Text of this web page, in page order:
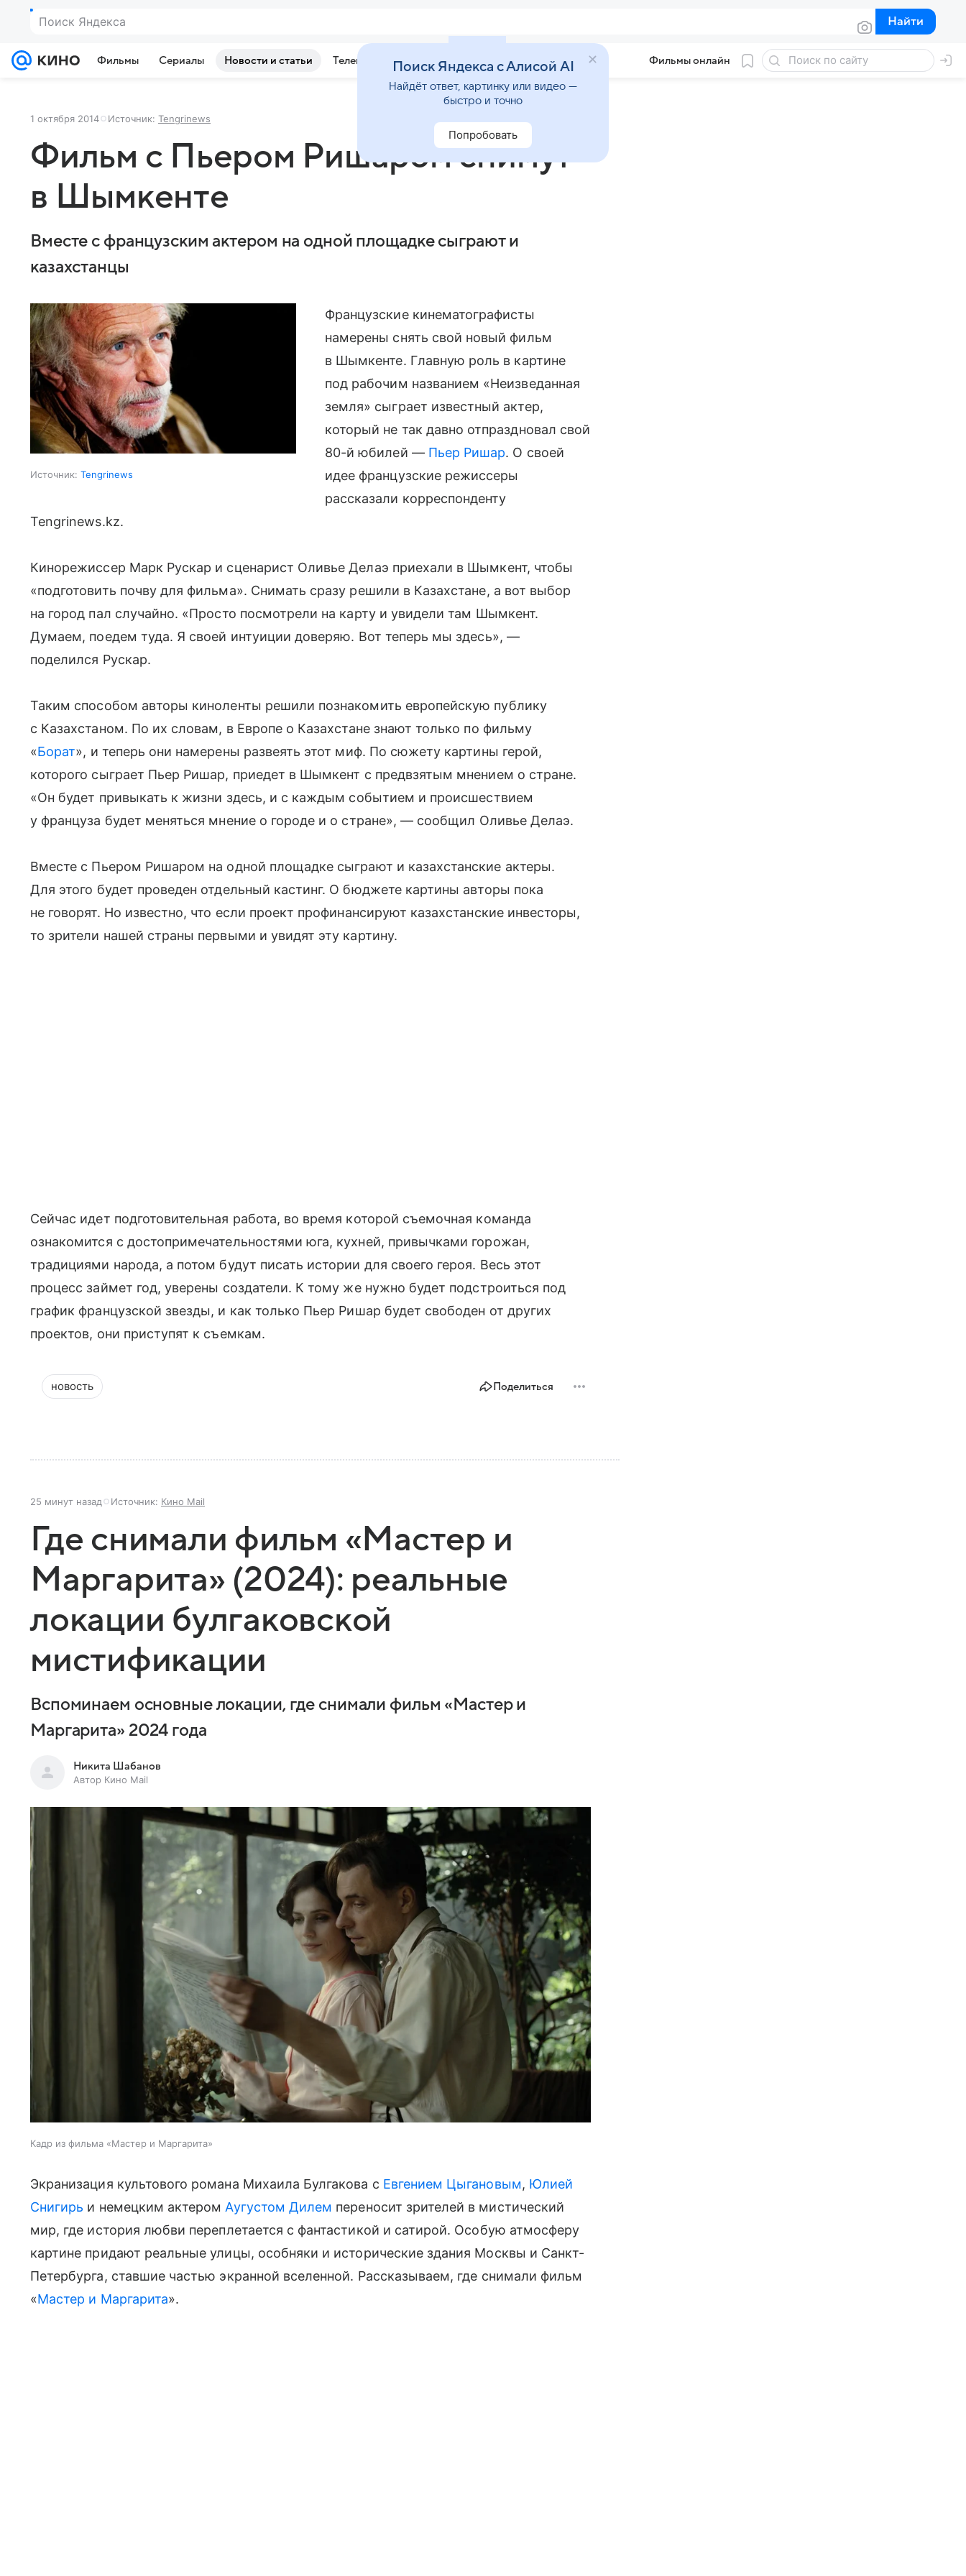
Поиск Яндекса Найти
Найти
Фильмы Сериалы Новости и статьи Телепрограмма Звезды Фильмы онлайн
1 октября 2014 Источник: Tengrinews
Фильм с Пьером Ришаром снимут
в Шымкенте
Вместе с французским актером на одной площадке сыграют и
казахстанцы
Источник: Tengrinews
Французские кинематографисты
намерены снять свой новый фильм
в Шымкенте. Главную роль в картине
под рабочим названием «Неизведанная
земля» сыграет известный актер,
который не так давно отпраздновал свой
80-й юбилей — Пьер Ришар. О своей
идее французские режиссеры
рассказали корреспонденту
Tengrinews.kz.
Кинорежиссер Марк Рускар и сценарист Оливье Делаэ приехали в Шымкент, чтобы
«подготовить почву для фильма». Снимать сразу решили в Казахстане, а вот выбор
на город пал случайно. «Просто посмотрели на карту и увидели там Шымкент.
Думаем, поедем туда. Я своей интуиции доверяю. Вот теперь мы здесь», —
поделился Рускар.
Таким способом авторы киноленты решили познакомить европейскую публику
с Казахстаном. По их словам, в Европе о Казахстане знают только по фильму
«Борат», и теперь они намерены развеять этот миф. По сюжету картины герой,
которого сыграет Пьер Ришар, приедет в Шымкент с предвзятым мнением о стране.
«Он будет привыкать к жизни здесь, и с каждым событием и происшествием
у француза будет меняться мнение о городе и о стране», — сообщил Оливье Делаэ.
Вместе с Пьером Ришаром на одной площадке сыграют и казахстанские актеры.
Для этого будет проведен отдельный кастинг. О бюджете картины авторы пока
не говорят. Но известно, что если проект профинансируют казахстанские инвесторы,
то зрители нашей страны первыми и увидят эту картину.
Сейчас идет подготовительная работа, во время которой съемочная команда
ознакомится с достопримечательностями юга, кухней, привычками горожан,
традициями народа, а потом будут писать истории для своего героя. Весь этот
процесс займет год, уверены создатели. К тому же нужно будет подстроиться под
график французской звезды, и как только Пьер Ришар будет свободен от других
проектов, они приступят к съемкам.
новость Поделиться
25 минут назад Источник: Кино Mail
Где снимали фильм «Мастер и
Маргарита» (2024): реальные
локации булгаковской
мистификации
Вспоминаем основные локации, где снимали фильм «Мастер и
Маргарита» 2024 года
Никита Шабанов
Автор Кино Mail
Кадр из фильма «Мастер и Маргарита»
Экранизация культового романа Михаила Булгакова с Евгением Цыгановым, Юлией
Снигирь и немецким актером Аугустом Дилем переносит зрителей в мистический
мир, где история любви переплетается с фантастикой и сатирой. Особую атмосферу
картине придают реальные улицы, особняки и исторические здания Москвы и Санкт-
Петербурга, ставшие частью экранной вселенной. Рассказываем, где снимали фильм
«Мастер и Маргарита».
Поиск Яндекса с Алисой AI
Найдёт ответ, картинку или видео —
быстро и точно
Попробовать